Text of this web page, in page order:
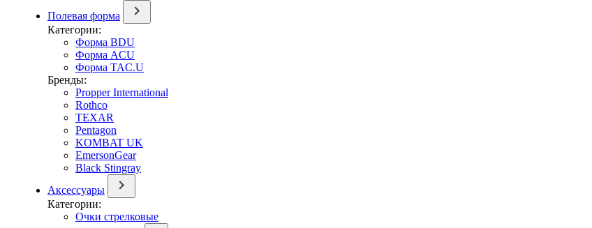
Полевая форма
Категории:
Форма BDU
Форма ACU
Форма TAC.U
Бренды:
Propper International
Rothco
TEXAR
Pentagon
KOMBAT UK
EmersonGear
Black Stingray
Аксессуары
Категории:
Очки стрелковые